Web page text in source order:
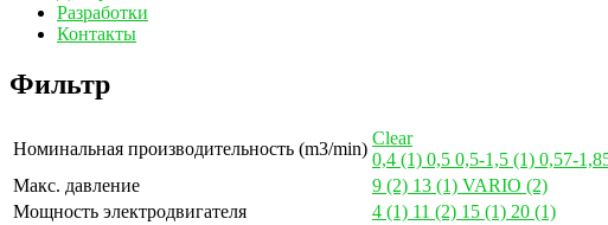
Разработки
Контакты
Фильтр
Номинальная производительность (m3/min)
Clear
0,4 (1) 0,5 0,5-1,5 (1) 0,57-
Макс. давление
9 (2) 13 (1) VARIO (2)
Мощность электродвигателя
4 (1) 11 (2) 15 (1) 20 (1)